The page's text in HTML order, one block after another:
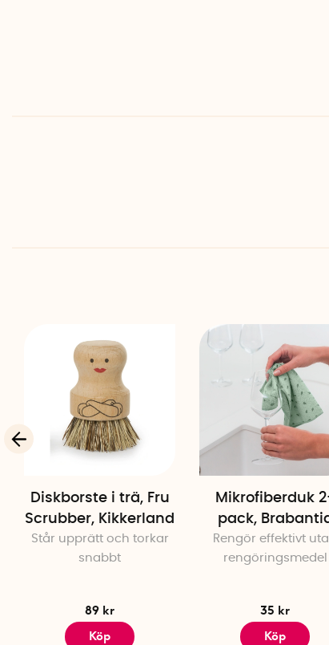
Diskborste i trä, Fru
Scrubber, Kikkerland
Står upprätt och torkar
snabbt
89 kr
Köp
Mikrofiberduk
pack,
Rengör effektivt
rengöringsmedel
35 kr
Köp